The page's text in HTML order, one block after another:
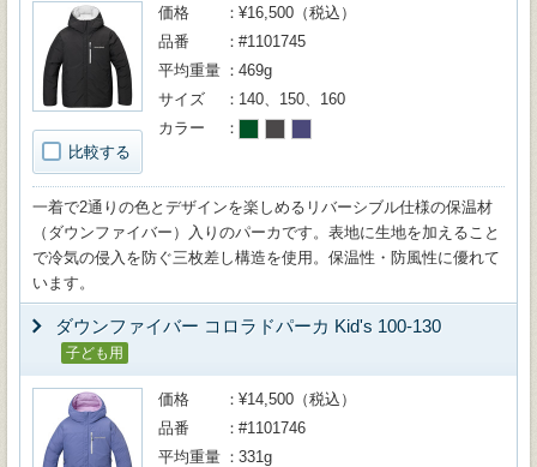
比較する
価格
¥16,500（税込）
品番
#1101745
平均重量
469g
サイズ
140、150、160
カラー
一着で2通りの色とデザインを楽しめるリバーシブル仕様の保温材
（ダウンファイバー）入りのパーカです。表地に生地を加えること
で冷気の侵入を防ぐ三枚差し構造を使用。保温性・防風性に優れて
います。
ダウンファイバー コロラドパーカ Kid's 100-130
子ども用
価格
¥14,500（税込）
品番
#1101746
平均重量
331g